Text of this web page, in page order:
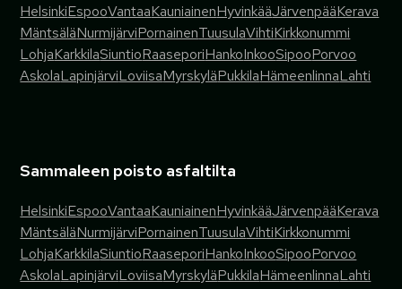
HelsinkiEspooVantaaKauniainenHyvinkääJärvenpääKerava
MäntsäläNurmijärviPornainenTuusulaVihtiKirkkonummi
LohjaKarkkilaSiuntioRaaseporiHankoInkooSipooPorvoo
AskolaLapinjärviLoviisaMyrskyläPukkilaHämeenlinnaLahti
Sammaleen poisto asfaltilta
HelsinkiEspooVantaaKauniainenHyvinkääJärvenpääKerava
MäntsäläNurmijärviPornainenTuusulaVihtiKirkkonummi
LohjaKarkkilaSiuntioRaaseporiHankoInkooSipooPorvoo
AskolaLapinjärviLoviisaMyrskyläPukkilaHämeenlinnaLahti